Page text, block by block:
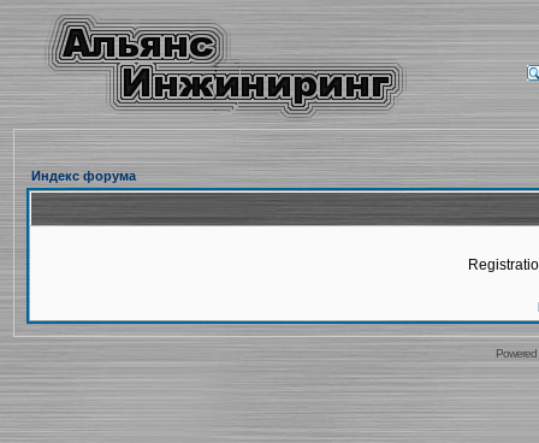
Индекс форума